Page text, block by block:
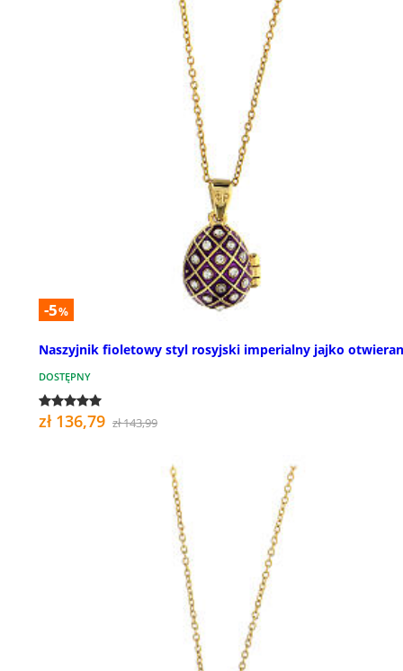
-5%
Naszyjnik fioletowy styl rosyjski imperialny jajko
DOSTĘPNY
zł 136,79 zł 143,99